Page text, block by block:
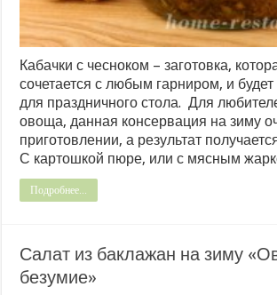
Кабачки с чесноком – заготовка,
сочетается с любым гарниром, и
для праздничного стола. Для
овоща, данная консервация на зиму
приготовлении, а результат
С картошкой пюре, или с мясным
Подробнее...
Салат из баклажан на зиму
безумие»